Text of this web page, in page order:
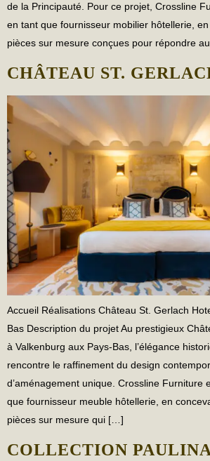
de la Principauté. Pour ce projet, Crossline
en tant que fournisseur mobilier hôtellerie,
pièces sur mesure conçues pour répondre
CHÂTEAU ST.
Accueil Réalisations Château St. Gerlach
Bas Description du projet Au prestigieux
à Valkenburg aux Pays-Bas, l’élégance
rencontre le raffinement du design
d’aménagement unique. Crossline Furniture
que fournisseur meuble hôtellerie, en
pièces sur mesure qui […]
COLLECTION PAULINA